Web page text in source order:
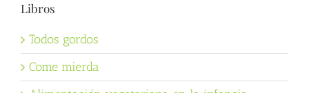
Libros
Todos gordos
Come mierda